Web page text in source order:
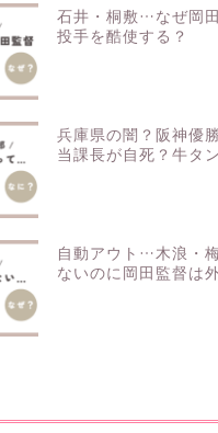
石井・桐敷…なぜ岡
投手を酷使する？
兵庫県の闇？阪神優
当課長が自死？牛タ
自動アウト…木浪・
ないのに岡田監督は